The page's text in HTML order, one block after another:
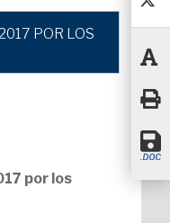
POR LOS
por los